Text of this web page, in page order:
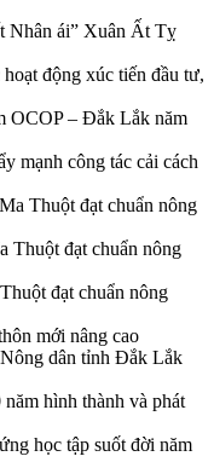
Nhân ái” Xuân Ất Tỵ
động xúc tiến đầu tư,
OCOP – Đắk Lắk năm
mạnh công tác cải cách
Thuột đạt chuẩn nông
Thuột đạt chuẩn nông
đạt chuẩn nông
mới nâng cao
dân tỉnh Đắk Lắk
hình thành và phát
học tập suốt đời năm